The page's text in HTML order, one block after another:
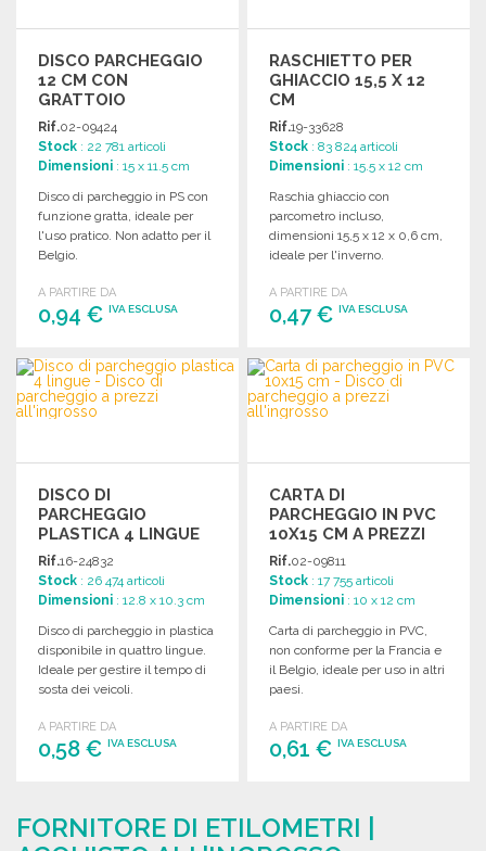
DISCO PARCHEGGIO
12 CM CON
GRATTOIO
Rif.02-09424
Stock : 22 781 articoli
Dimensioni : 15 x 11.5 cm
Disco di parcheggio in PS con
funzione gratta, ideale per
l'uso pratico. Non adatto per il
Belgio.
A PARTIRE DA
0,94 € IVA ESCLUSA
ORDINARE
Richiedi un preventivo
RASCHIETTO PER
GHIACCIO 15,5 X 12
CM
Rif.19-33628
Stock : 83 824 articoli
Dimensioni : 15.5 x 12 cm
Raschia ghiaccio con
parcometro incluso,
dimensioni 15,5 x 12 x 0,6 cm,
ideale per l'inverno.
A PARTIRE DA
0,47 €IVA ESCLUSA
ORDINARE
Richiedi un preventivo
DISCO DI
PARCHEGGIO
PLASTICA 4 LINGUE
Rif.16-24832
Stock : 26 474 articoli
Dimensioni : 12.8 x 10.3 cm
Disco di parcheggio in plastica
disponibile in quattro lingue.
Ideale per gestire il tempo di
sosta dei veicoli.
A PARTIRE DA
0,58 € IVA ESCLUSA
Richiedi un preventivo
CARTA DI
PARCHEGGIO IN PVC
10X15 CM A PREZZI
ALL'INGROSSO
Rif.02-09811
Stock : 17 755 articoli
Dimensioni : 10 x 12 cm
Carta di parcheggio in PVC,
non conforme per la Francia e
il Belgio, ideale per uso in altri
paesi.
A PARTIRE DA
0,61 €IVA ESCLUSA
Richiedi un preventivo
FORNITORE DI ETILOMETRI |